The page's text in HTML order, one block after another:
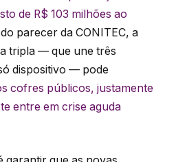
de R$ 103 milhões ao
parecer da CONITEC, a
tripla — que une três
dispositivo — pode
cofres públicos, justamente
entre em crise aguda